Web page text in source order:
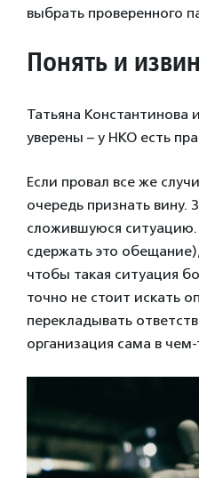
выбрать проверенного
Понять и
Татьяна Константинова
уверены – у НКО есть
Если провал все же
очередь признать вину.
сложившуюся
сдержать это
чтобы такая ситуация
точно не стоит искать
перекладывать
организация сама в